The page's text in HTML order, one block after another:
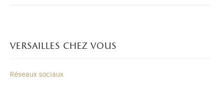
versailles chez vous
Réseaux sociaux